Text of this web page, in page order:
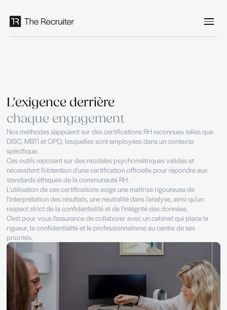
L'exigence derrière
chaque engagement
Nos méthodes s'appuient sur des certifications RH
DISC, MBTI et OPQ, lesquelles sont employées dans un
spécifique.
Ces outils reposent sur des modèles psychométriques
nécessitent l'obtention d'une certification officielle pour
standards éthiques de la communauté RH.
L'utilisation de ces certifications exige une maîtrise
l'interprétation des résultats, une neutralité dans l'analyse,
respect strict de la confidentialité et de l'intégrité des
C'est pour vous l'assurance de collaborer avec un cabinet
rigueur, la confidentialité et le professionnalisme au centre
priorités.